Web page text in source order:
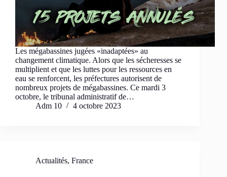
Les mégabassines jugées «inadaptées» au
changement climatique. Alors que les sécheresses se
multiplient et que les luttes pour les ressources en
eau se renforcent, les préfectures autorisent de
nombreux projets de mégabassines. Ce mardi 3
octobre, le tribunal administratif de…
Adm 10
4 octobre 2023
Actualités, France